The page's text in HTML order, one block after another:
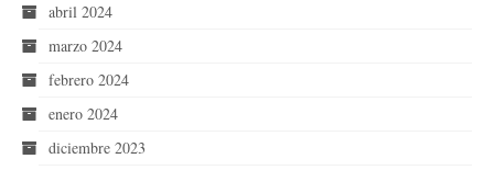
abril 2024
marzo 2024
febrero 2024
enero 2024
diciembre 2023